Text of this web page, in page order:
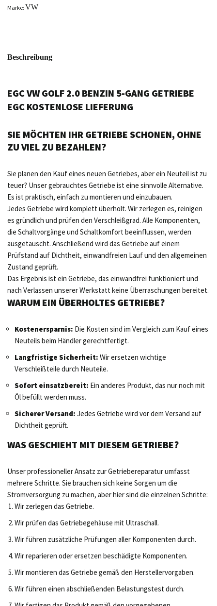
Marke: VW
Beschreibung
EGC VW GOLF 2.0 BENZIN 5-GANG GETRIEBE
EGC KOSTENLOSE LIEFERUNG
SIE MÖCHTEN IHR GETRIEBE SCHONEN, OHNE
ZU VIEL ZU BEZAHLEN?
Sie planen den Kauf eines neuen Getriebes, aber ein Neuteil ist zu
teuer? Unser gebrauchtes Getriebe ist eine sinnvolle Alternative.
Es ist praktisch, einfach zu montieren und einzubauen.
Jedes Getriebe wird komplett überholt. Wir zerlegen es, reinigen
es gründlich und prüfen den Verschleißgrad. Alle Komponenten,
die Schaltvorgänge und Schaltkomfort beeinflussen, werden
ausgetauscht. Anschließend wird das Getriebe auf einem
Prüfstand auf Dichtheit, einwandfreien Lauf und den allgemeinen
Zustand geprüft.
Das Ergebnis ist ein Getriebe, das einwandfrei funktioniert und
nach Verlassen unserer Werkstatt keine Überraschungen bereitet.
WARUM EIN ÜBERHOLTES GETRIEBE?
Kostenersparnis: Die Kosten sind im Vergleich zum Kauf eines
Neuteils beim Händler gerechtfertigt.
Langfristige Sicherheit: Wir ersetzen wichtige
Verschleißteile durch Neuteile.
Sofort einsatzbereit: Ein anderes Produkt, das nur noch mit
Öl befüllt werden muss.
Sicherer Versand: Jedes Getriebe wird vor dem Versand auf
Dichtheit geprüft.
WAS GESCHIEHT MIT DIESEM GETRIEBE?
Unser professioneller Ansatz zur Getriebereparatur umfasst
mehrere Schritte. Sie brauchen sich keine Sorgen um die
Stromversorgung zu machen, aber hier sind die einzelnen Schritte:
Wir zerlegen das Getriebe.
Wir prüfen das Getriebegehäuse mit Ultraschall.
Wir führen zusätzliche Prüfungen aller Komponenten durch.
Wir reparieren oder ersetzen beschädigte Komponenten.
Wir montieren das Getriebe gemäß den Herstellervorgaben.
Wir führen einen abschließenden Belastungstest durch.